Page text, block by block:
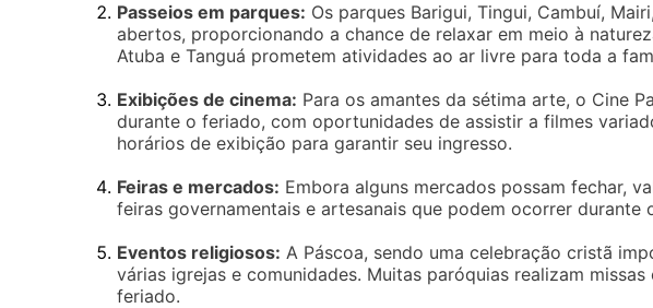
Passeios em parques: Os parques Barigui, Tingui, Cambuí,
abertos, proporcionando a chance de relaxar em meio à
Atuba e Tanguá prometem atividades ao ar livre para toda a
Exibições de cinema: Para os amantes da sétima arte, o Cine
durante o feriado, com oportunidades de assistir a filmes
horários de exibição para garantir seu ingresso.
Feiras e mercados: Embora alguns mercados possam fechar,
feiras governamentais e artesanais que podem ocorrer durante
Eventos religiosos: A Páscoa, sendo uma celebração cristã
várias igrejas e comunidades. Muitas paróquias realizam
feriado.